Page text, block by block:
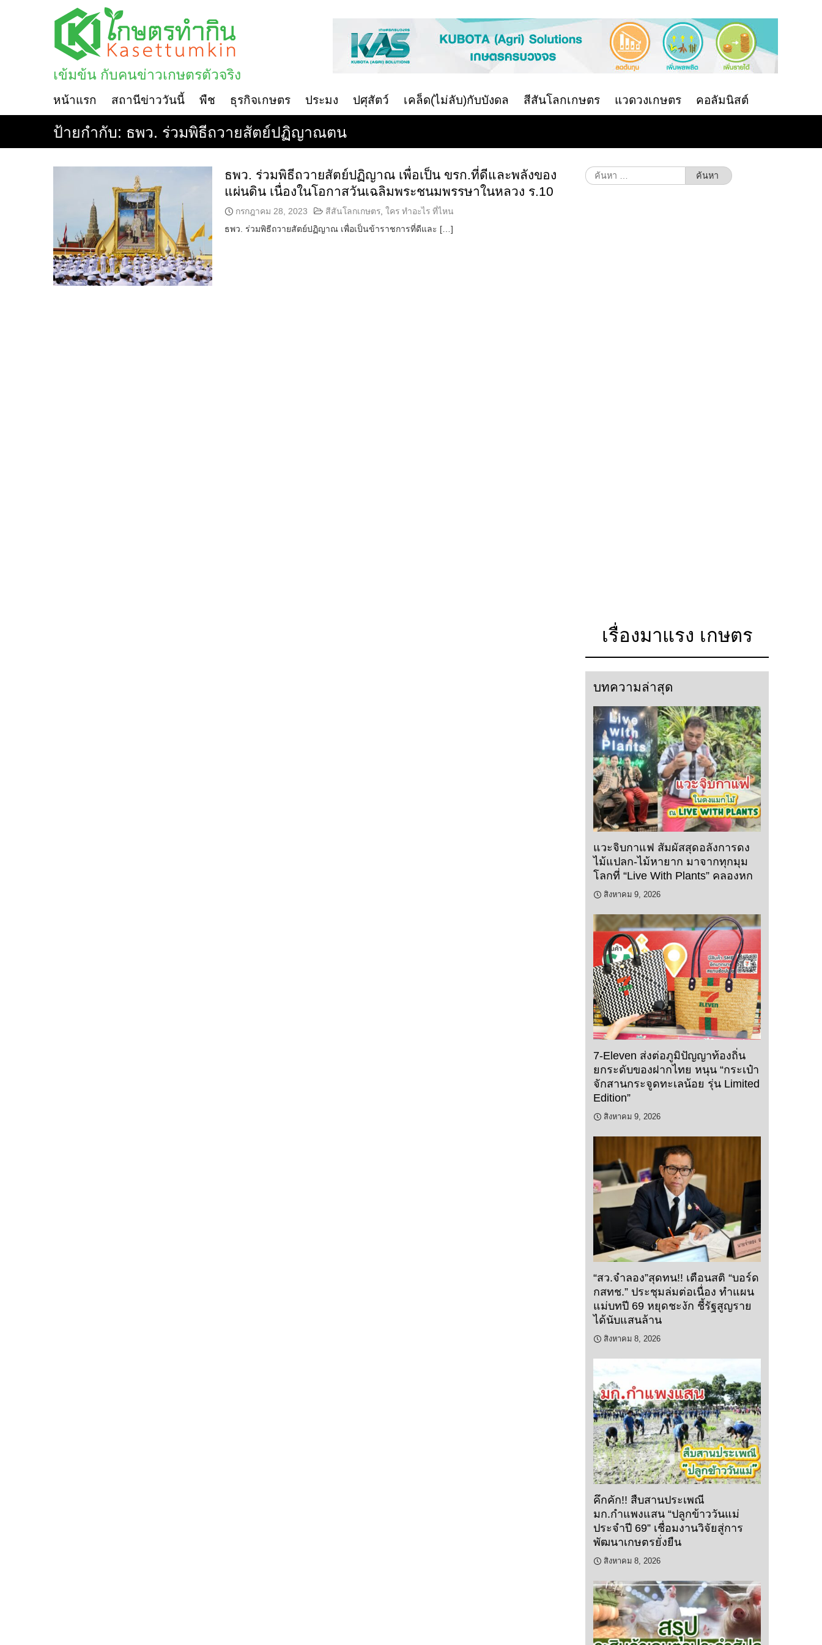
เข้มข้น กับคนข่าวเกษตรตัวจริง
หน้าแรก สถานีข่าววันนี้ พืช ธุรกิจเกษตร ประมง ปศุสัตว์ เคล็ด(ไม่ลับ)กับบังดล สีสันโลกเกษตร แวดวงเกษตร คอลัมนิสต์
ป้ายกำกับ: ธพว. ร่วมพิธีถวายสัตย์ปฏิญาณตน
ธพว. ร่วมพิธีถวายสัตย์ปฏิญาณ เพื่อเป็น ขรก.ที่ดีและพลังของ
แผ่นดิน เนื่องในโอกาสวันเฉลิมพระชนมพรรษาในหลวง ร.10
กรกฎาคม 28, 2023 สีสันโลกเกษตร, ใคร ทำอะไร ที่ไหน
ธพว. ร่วมพิธีถวายสัตย์ปฏิญาณ เพื่อเป็นข้าราชการที่ดีและ […]
ค้นหา
สำหรับ:
เรื่องมาแรง เกษตร
บทความล่าสุด
แวะจิบกาแฟ สัมผัสสุดอลังการดง
ไม้แปลก-ไม้หายาก มาจากทุกมุม
โลกที่ “Live With Plants” คลองหก
สิงหาคม 9, 2026
7-Eleven ส่งต่อภูมิปัญญาท้องถิ่น
ยกระดับของฝากไทย หนุน “กระเป๋า
จักสานกระจูดทะเลน้อย รุ่น Limited
Edition”
สิงหาคม 9, 2026
“สว.จำลอง”สุดทน!! เตือนสติ “บอร์ด
กสทช.” ประชุมล่มต่อเนื่อง ทำแผน
แม่บทปี 69 หยุดชะงัก ชี้รัฐสูญราย
ได้นับแสนล้าน
สิงหาคม 8, 2026
คึกคัก!! สืบสานประเพณี
มก.กำแพงแสน “ปลูกข้าววันแม่
ประจำปี 69” เชื่อมงานวิจัยสู่การ
พัฒนาเกษตรยั่งยืน
สิงหาคม 8, 2026